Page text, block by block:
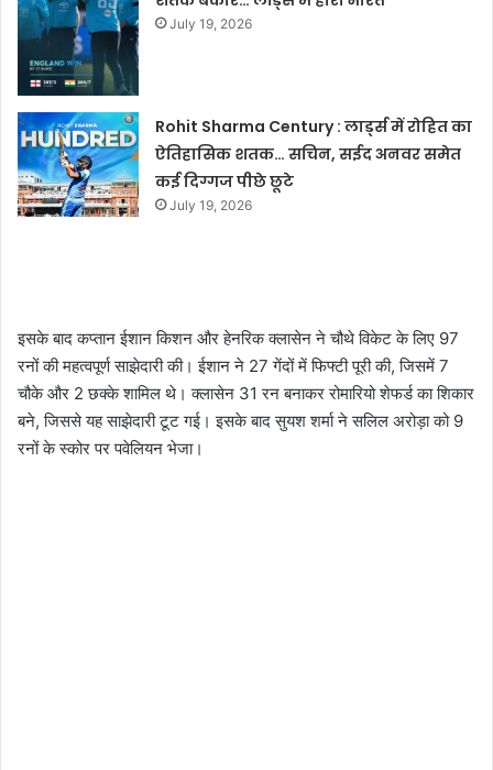
July 19, 2026
Rohit Sharma Century : लार्ड्स में रोहित का
ऐतिहासिक शतक… सचिन, सईद अनवर समेत
कई दिग्गज पीछे छूटे
July 19, 2026
इसके बाद कप्तान ईशान किशन और हेनरिक क्लासेन ने चौथे विकेट के लिए 97
रनों की महत्वपूर्ण साझेदारी की। ईशान ने 27 गेंदों में फिफ्टी पूरी की, जिसमें 7
चौके और 2 छक्के शामिल थे। क्लासेन 31 रन बनाकर रोमारियो शेफर्ड का शिकार
बने, जिससे यह साझेदारी टूट गई। इसके बाद सुयश शर्मा ने सलिल अरोड़ा को 9
रनों के स्कोर पर पवेलियन भेजा।